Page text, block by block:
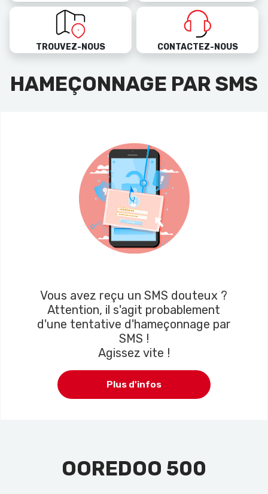
TROUVEZ-NOUS CONTACTEZ-NOUS
HAMEÇONNAGE PAR SMS
Vous avez reçu un SMS douteux ?
Attention, il s'agit probablement
d'une tentative d'hameçonnage par
SMS !
Agissez vite !
Plus d'infos
OOREDOO 500